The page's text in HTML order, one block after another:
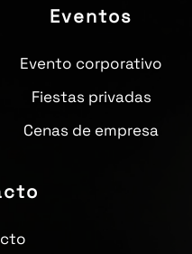
Eventos
Evento corporativo
Fiestas privadas
Cenas de empresa